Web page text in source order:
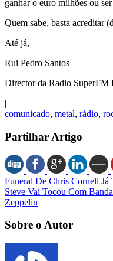
ganhar o euro milhões ou
Quem sabe, basta acreditar
Até já,
Rui Pedro Santos
Director da Radio SuperFM
|
comunicado, metal, rádio,
Partilhar Artigo
Funeral De Chris Cornell
Steve Vai Tocou Com
Zeppelin
Sobre o Autor